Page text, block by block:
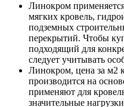
Линокром
мягких кровель,
подземных
перекрытий. Чтобы
подходящий для
следует учитывать
Линокром, цена за м2
производится на
применяют для
значительные